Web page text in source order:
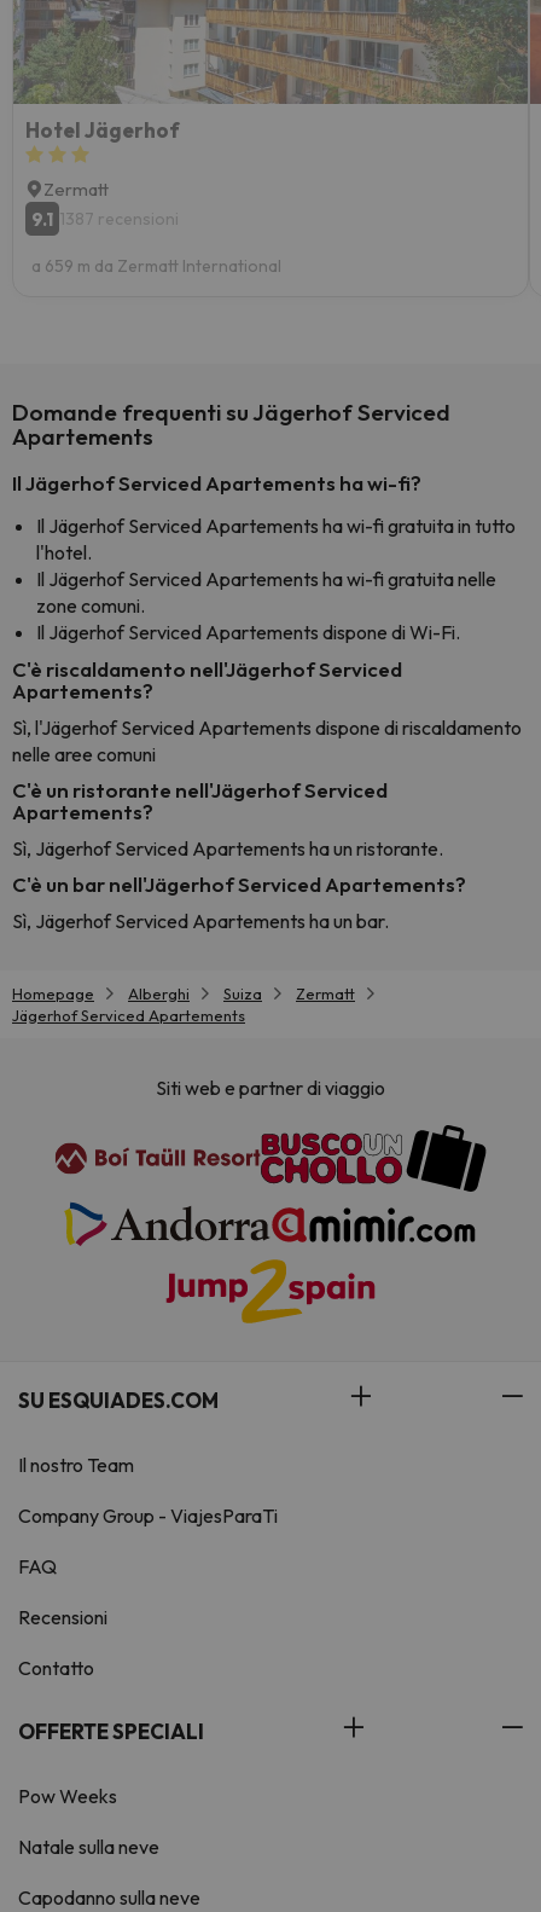
Hotel Jägerhof
Zermatt
9.1 1387 recensioni
a 659 m da Zermatt International
Domande frequenti su Jägerhof Serviced
Apartements
Il Jägerhof Serviced Apartements ha wi-fi?
Il Jägerhof Serviced Apartements ha wi-fi gratuita in tutto
l'hotel.
Il Jägerhof Serviced Apartements ha wi-fi gratuita nelle
zone comuni.
Il Jägerhof Serviced Apartements dispone di Wi-Fi.
C'è riscaldamento nell'Jägerhof Serviced
Apartements?
Sì, l'Jägerhof Serviced Apartements dispone di riscaldamento
nelle aree comuni
C'è un ristorante nell'Jägerhof Serviced
Apartements?
Sì, Jägerhof Serviced Apartements ha un ristorante.
C'è un bar nell'Jägerhof Serviced Apartements?
Sì, Jägerhof Serviced Apartements ha un bar.
Homepage Alberghi Suiza
Zermatt
Jägerhof Serviced Apartements
Siti web e partner di viaggio
SU ESQUIADES.COM
Il nostro Team
Company Group - ViajesParaTi
FAQ
Recensioni
Contatto
OFFERTE SPECIALI
Pow Weeks
Natale sulla neve
Capodanno sulla neve